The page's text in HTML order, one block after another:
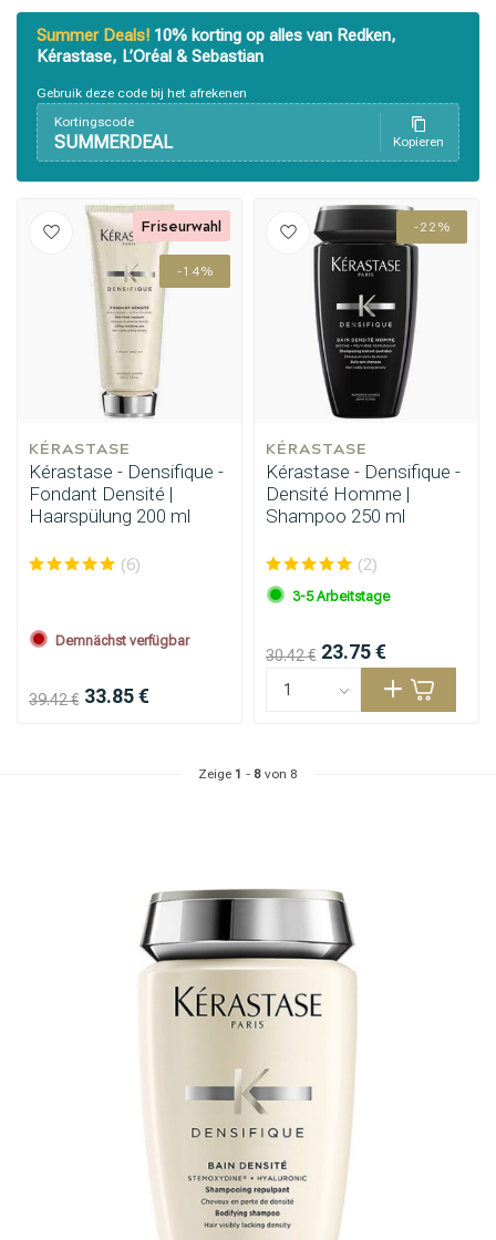
Summer Deals! 10% korting op alles van Redken,
Kérastase, L’Oréal & Sebastian
Gebruik deze code bij het afrekenen
Kortingscode
SUMMERDEAL Kopieren
-14%
KÉRASTASE
Kérastase - Densifique -
Fondant Densité |
Haarspülung 200 ml
(6)
Demnächst verfügbar
39.42 € 33.85 €
Friseurwahl -22%
KÉRASTASE
Kérastase - Densifique -
Densité Homme |
Shampoo 250 ml
(2)
3-5 Arbeitstage
30.42 € 23.75 €
Zeige 1 - 8 von 8